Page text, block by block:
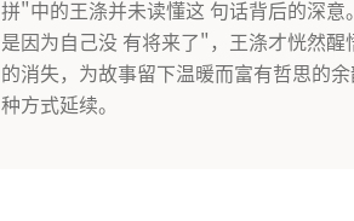
拼"中的王涤并未读懂这 句话背后的深意
是因为自己没 有将来了"，王涤才恍然醒
的消失，为故事留下温暖而富有哲思的
种方式延续。